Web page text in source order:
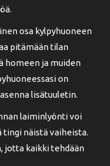
osa kylpyhuoneen
pitämään tilan
homeen ja muiden
on
lisätuuletin.
laiminlyönti voi
näistä vaiheista.
jotta kaikki tehdään